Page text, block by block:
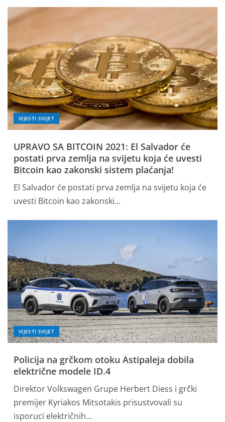
VIJESTI SVIJET
UPRAVO SA BITCOIN 2021: El Salvador će
postati prva zemlja na svijetu koja će uvesti
Bitcoin kao zakonski sistem plaćanja!
El Salvador će postati prva zemlja na svijetu koja će
uvesti Bitcoin kao zakonski...
VIJESTI SVIJET
Policija na grčkom otoku Astipaleja dobila
električne modele ID.4
Direktor Volkswagen Grupe Herbert Diess i grčki
premijer Kyriakos Mitsotakis prisustvovali su
isporuci električnih...